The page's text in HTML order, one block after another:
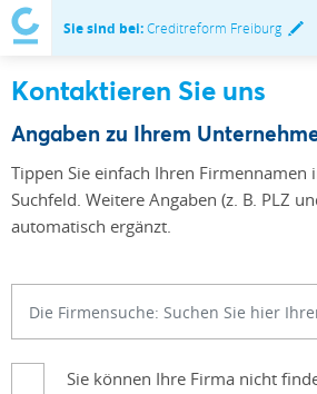
Sie sind bei:Creditreform Freiburg
Kontaktieren Sie uns
Angaben zu Ihrem
Tippen Sie einfach Ihren Firmennamen
Suchfeld. Weitere Angaben (z. B. PLZ
automatisch ergänzt.
Sie können Ihre Firma nicht